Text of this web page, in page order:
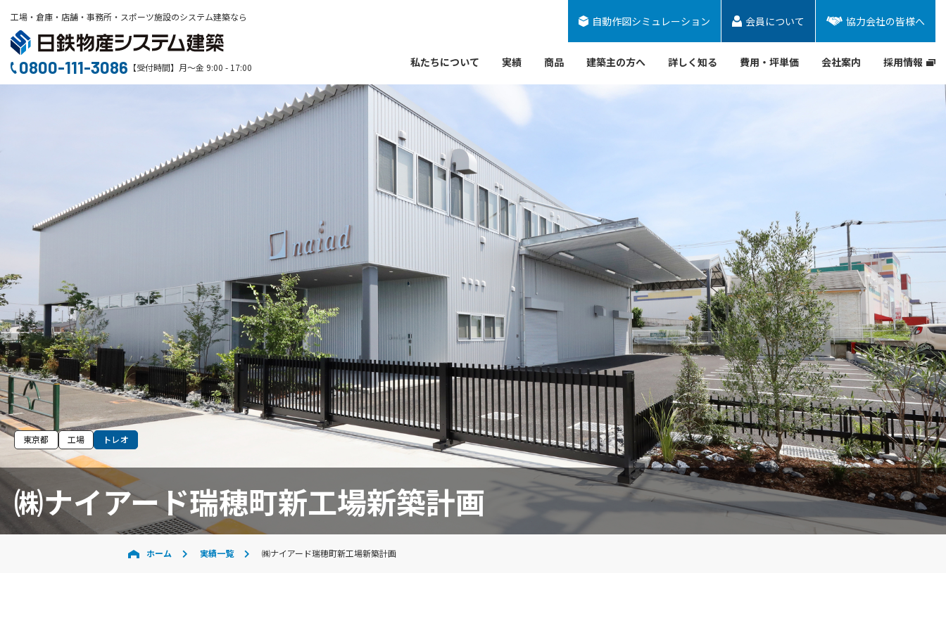
工場・倉庫・店舗・事務所・スポーツ施設のシステム建築なら
0800-111-3086 【受付時間】月～金 9:00 - 17:00 私たちについて 実績 商品 建築主の方へ 詳しく知る 費用・坪単価 会社案内 採用情報
自動作図シミュレーション 会員について 協力会社の皆様へ
東京都 工場 トレオ
㈱ナイアード瑞穂町新工場新築計画
ホーム 実績一覧 ㈱ナイアード瑞穂町新工場新築計画